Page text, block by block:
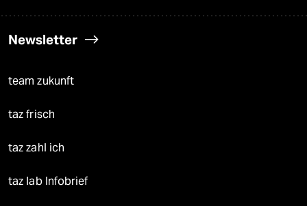
Newsletter
team zukunft
taz frisch
taz zahl ich
taz lab Infobrief